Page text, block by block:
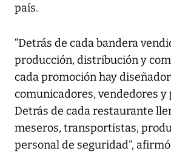
país.
“Detrás de cada bandera
producción, distribución y
cada promoción hay
comunicadores, vendedores y
Detrás de cada restaurante
meseros, transportistas,
personal de seguridad”,